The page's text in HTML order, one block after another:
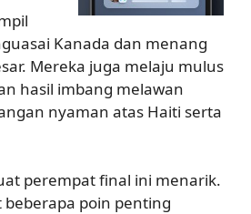
Kanada dan menang
Mereka juga melaju mulus
hasil imbang melawan
nyaman atas Haiti serta
perempat final ini menarik.
beberapa poin penting